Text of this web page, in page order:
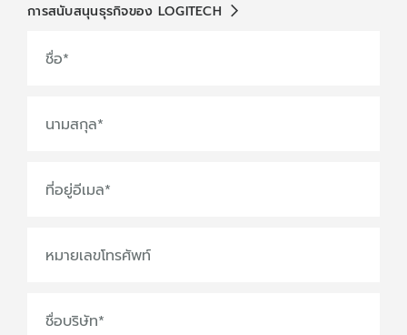
การสนับสนุนธุรกิจของ LOGITECH
ชื่อ*
นามสกุล*
ที่อยู่อีเมล*
หมายเลขโทรศัพท์
ชื่อบริษัท*